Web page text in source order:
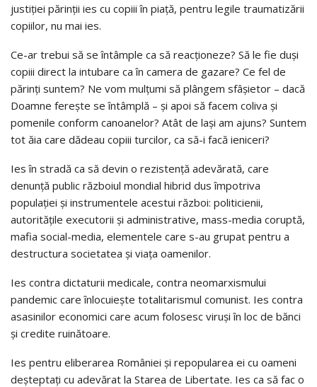
justiției părinții ies cu copiii în piață, pentru legile traumatizării
copiilor, nu mai ies.
Ce-ar trebui să se întâmple ca să reacționeze? Să le fie duși
copiii direct la intubare ca în camera de gazare? Ce fel de
părinți suntem? Ne vom mulțumi să plângem sfâșietor – dacă
Doamne ferește se întâmplă – și apoi să facem coliva și
pomenile conform canoanelor? Atât de lași am ajuns? Suntem
tot ăia care dădeau copiii turcilor, ca să-i facă ieniceri?
Ies în stradă ca să devin o rezistență adevărată, care
denunță public războiul mondial hibrid dus împotriva
populației și instrumentele acestui război: politicienii,
autoritățile executorii și administrative, mass-media coruptă,
mafia social-media, elementele care s-au grupat pentru a
destructura societatea și viața oamenilor.
Ies contra dictaturii medicale, contra neomarxismului
pandemic care înlocuiește totalitarismul comunist. Ies contra
asasinilor economici care acum folosesc viruși în loc de bănci
și credite ruinătoare.
Ies pentru eliberarea României și repopularea ei cu oameni
deșteptați cu adevărat la Starea de Libertate. Ies ca să fac o